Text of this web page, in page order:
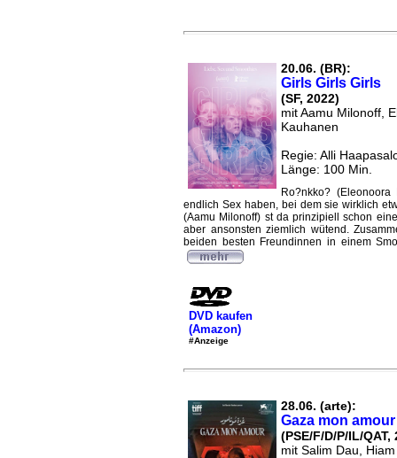
20.06. (BR):
Girls Girls Girls
(SF, 2022)
mit Aamu Milonoff,
Kauhanen
Regie: Alli
Länge: 100 Min.
Ro?nkko?
endlich Sex haben, bei dem sie wirklich
(Aamu Milonoff) st da prinzipiell schon
aber ansonsten ziemlich wütend.
beiden besten Freundinnen in einem
DVD kaufen
(Amazon)
#Anzeige
28.06. (arte):
Gaza mon amour
(PSE/F/D/P/IL/QAT,
mit Salim Dau,